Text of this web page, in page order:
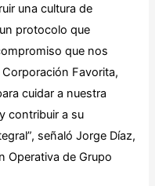
una cultura de
protocolo que
que nos
Favorita,
cuidar a nuestra
contribuir a su
señaló Jorge Díaz,
Operativa de Grupo